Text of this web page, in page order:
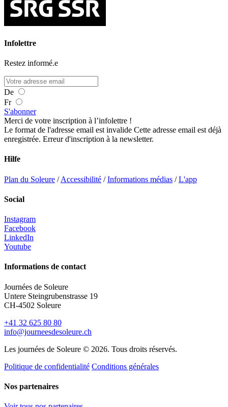
Infolettre
Restez informé.e
De
Fr
S'abonner
Merci de votre inscription à l’infolettre !
Le format de l'adresse email est invalide Cette adresse email est déjà
enregistrée. Erreur d'inscription à la newsletter.
Hilfe
Plan du Soleure /Accessibilité /Informations médias /L'app
Social
Instagram
Facebook
LinkedIn
Youtube
Informations de contact
Journées de Soleure
Untere Steingrubenstrasse 19
CH-4502 Soleure
+41 32 625 80 80
info@journeesdesoleure.ch
Les journées de Soleure © 2026. Tous droits réservés.
Politique de confidentialité Conditions générales
Nos partenaires